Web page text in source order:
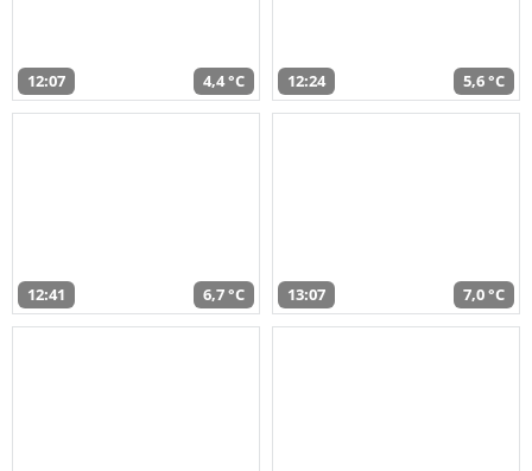
12:07 4,4 °C 12:24 5,6 °C
12:41 6,7 °C 13:07 7,0 °C